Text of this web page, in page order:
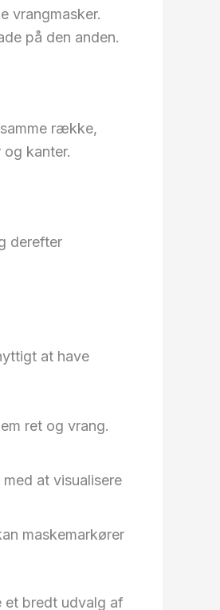
vrangmasker.
på den anden.
række,
kanter.
derefter
at have
ret og vrang.
at visualisere
maskemarkører
et bredt udvalg af